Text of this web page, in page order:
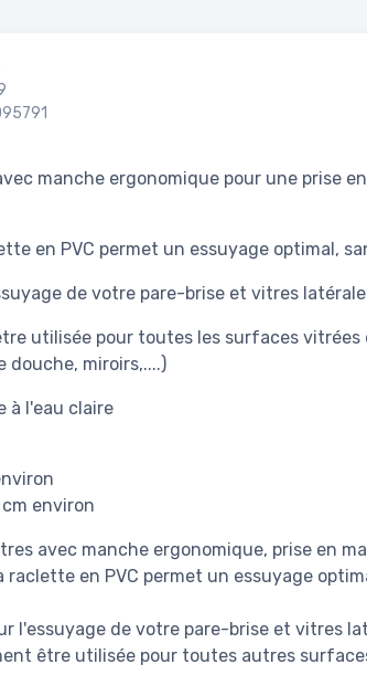
manche ergonomique pour une prise
en PVC permet un essuyage optimal,
de votre pare-brise et vitres
utilisée pour toutes les surfaces vitrées
douche, miroirs,....)
à l'eau claire
environ
avec manche ergonomique, prise en
raclette en PVC permet un essuyage
l'essuyage de votre pare-brise et vitres
être utilisée pour toutes autres